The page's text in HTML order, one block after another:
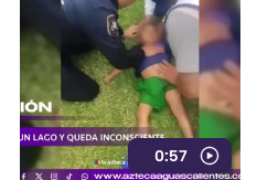
0:57